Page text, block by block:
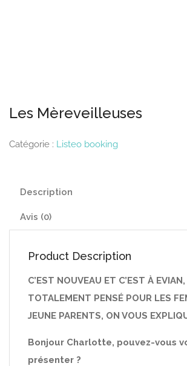
Les Mèreveilleuses
Catégorie : Listeo booking
Description
Avis (0)
Product Description
C’EST NOUVEAU ET C’EST À
TOTALEMENT PENSÉ POUR LES
JEUNE PARENTS, ON VOUS
Bonjour Charlotte, pouvez-vous
présenter ?